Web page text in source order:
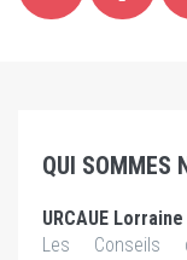
QUI SOMMES
URCAUE
Les Conseils